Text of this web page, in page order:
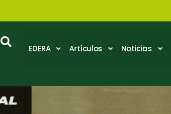
EDERA Artículos Noticias